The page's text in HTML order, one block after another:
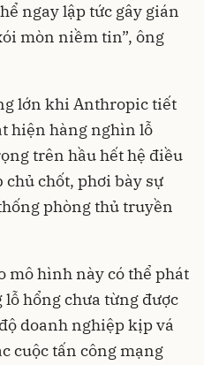
ngay lập tức gây gián
mòn niềm tin”, ông
lớn khi Anthropic tiết
hiện hàng nghìn lỗ
trên hầu hết hệ điều
chốt, phơi bày sự
phòng thủ truyền
mô hình này có thể phát
hổng chưa từng được
doanh nghiệp kịp vá
cuộc tấn công mạng